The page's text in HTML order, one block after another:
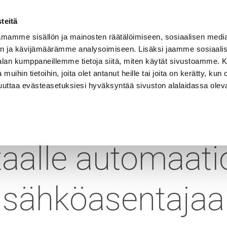
sisällön ja mainosten räätälöimiseen, sosiaalisen
ja kävijämäärämme analysoimiseen. Lisäksi jaamme
kumppaneillemme tietoja siitä, miten käytät sivustoamme.
muihin tietoihin, joita olet antanut heille tai joita on kerätty, kun
evästeasetuksiesi hyväksyntää sivuston alalaidassa
Vastuullisuus
SOVELLUSALUEET KELAHALLINTA
sähköasentajaa